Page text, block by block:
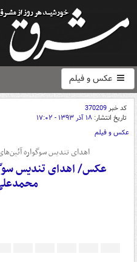
عکس و فیلم
کد خبر370209
تاریخ انتشار: ۱۸ آذر ۱۳۹۳ - ۱۷:۰۲
عکس و فیلم
اهدای تندیس سوگواره
عکس/ اهدای تندیس